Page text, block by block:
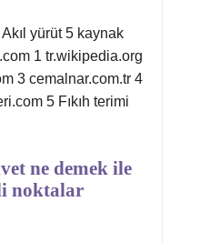
yürüt 5 kaynak
1 tr.wikipedia.org
3 cemalnar.com.tr 4
5 Fıkıh terimi
ne demek ile
noktalar